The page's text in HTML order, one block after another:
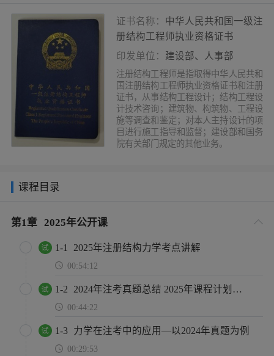
证书名称： 中华人民共和国一级注
册结构工程师执业资格证书
印发单位： 建设部、人事部
注册结构工程师是指取得中华人民共和
国注册结构工程师执业资格证书和注册
证书，从事结构工程设计；结构工程设
计技术咨询；建筑物、构筑物、工程设
施等调查和鉴定；对本人主持设计的项
目进行施工指导和监督；建设部和国务
院有关部门规定的其他业务。
课程目录
第1章 2025年公开课
1-1 2025年注册结构力学考点讲解
00:54:12
1-2 2024年注考真题总结 2025年课程计划（新增内容）及复习计划
00:44:22
1-3 力学在注考中的应用—以2024年真题为例
00:29:53